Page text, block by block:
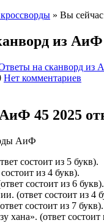
» Вы
из АиФ
на сканворд из
Нет комментариев
45 2025
состоит из 5 букв).
из 4 букв).
состоит из 6 букв).
(ответ состоит из 4
состоит из 7 букв).
хана». (ответ состоит